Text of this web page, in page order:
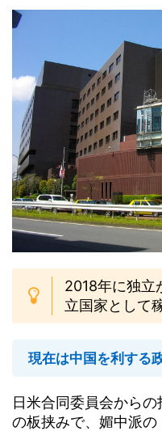
2018年に独立
立国家として
現在は中国を利する
日米合同委員会から
の板挟みで、媚中派の